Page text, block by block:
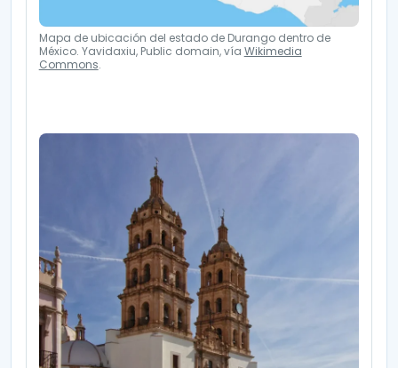
Mapa de ubicación del estado de Durango dentro de
México. Yavidaxiu, Public domain, vía Wikimedia
Commons.